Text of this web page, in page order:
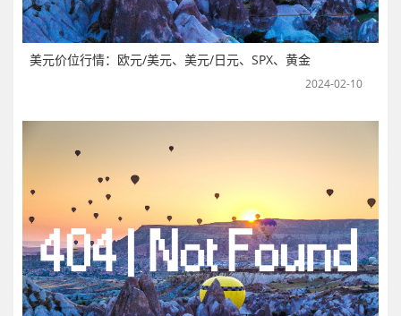
美元价位行情：欧元/美元、美元/日元、SPX、黄金
2024-02-10